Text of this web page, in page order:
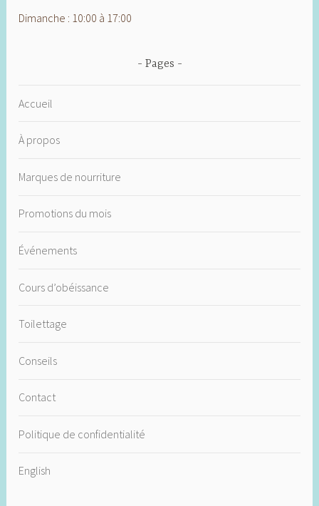
Dimanche : 10:00 à 17:00
Pages
Accueil
À propos
Marques de nourriture
Promotions du mois
Événements
Cours d’obéissance
Toilettage
Conseils
Contact
Politique de confidentialité
English